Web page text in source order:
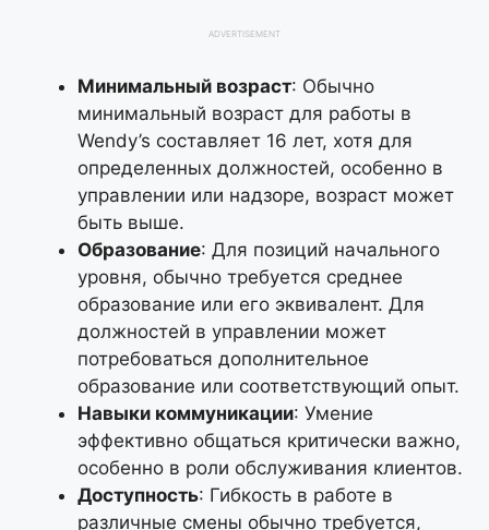
ADVERTISEMENT
Минимальный возраст: Обычно
минимальный возраст для работы в
Wendy’s составляет 16 лет, хотя для
определенных должностей, особенно в
управлении или надзоре, возраст может
быть выше.
Образование: Для позиций начального
уровня, обычно требуется среднее
образование или его эквивалент. Для
должностей в управлении может
потребоваться дополнительное
образование или соответствующий опыт.
Навыки коммуникации: Умение
эффективно общаться критически важно,
особенно в роли обслуживания клиентов.
Доступность: Гибкость в работе в
различные смены обычно требуется,